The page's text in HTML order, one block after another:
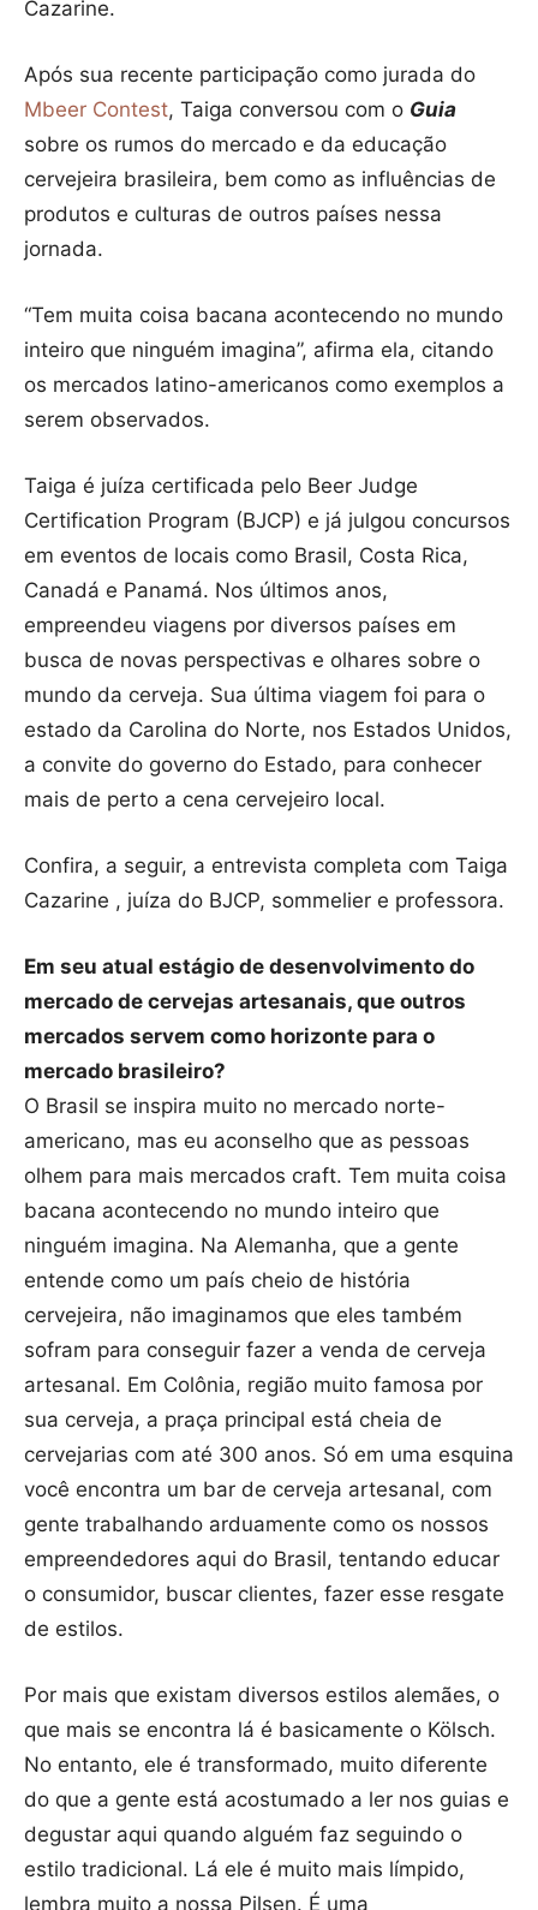
Cazarine.
Após sua recente participação como jurada do
Mbeer Contest, Taiga conversou com o Guia
sobre os rumos do mercado e da educação
cervejeira brasileira, bem como as influências de
produtos e culturas de outros países nessa
jornada.
“Tem muita coisa bacana acontecendo no mundo
inteiro que ninguém imagina”, afirma ela, citando
os mercados latino-americanos como exemplos a
serem observados.
Taiga é juíza certificada pelo Beer Judge
Certification Program (BJCP) e já julgou concursos
em eventos de locais como Brasil, Costa Rica,
Canadá e Panamá. Nos últimos anos,
empreendeu viagens por diversos países em
busca de novas perspectivas e olhares sobre o
mundo da cerveja. Sua última viagem foi para o
estado da Carolina do Norte, nos Estados Unidos,
a convite do governo do Estado, para conhecer
mais de perto a cena cervejeiro local.
Confira, a seguir, a entrevista completa com Taiga
Cazarine , juíza do BJCP, sommelier e professora.
Em seu atual estágio de desenvolvimento do
mercado de cervejas artesanais, que outros
mercados servem como horizonte para o
mercado brasileiro?
O Brasil se inspira muito no mercado norte-
americano, mas eu aconselho que as pessoas
olhem para mais mercados craft. Tem muita coisa
bacana acontecendo no mundo inteiro que
ninguém imagina. Na Alemanha, que a gente
entende como um país cheio de história
cervejeira, não imaginamos que eles também
sofram para conseguir fazer a venda de cerveja
artesanal. Em Colônia, região muito famosa por
sua cerveja, a praça principal está cheia de
cervejarias com até 300 anos. Só em uma esquina
você encontra um bar de cerveja artesanal, com
gente trabalhando arduamente como os nossos
empreendedores aqui do Brasil, tentando educar
o consumidor, buscar clientes, fazer esse resgate
de estilos.
Por mais que existam diversos estilos alemães, o
que mais se encontra lá é basicamente o Kölsch.
No entanto, ele é transformado, muito diferente
do que a gente está acostumado a ler nos guias e
degustar aqui quando alguém faz seguindo o
estilo tradicional. Lá ele é muito mais límpido,
lembra muito a nossa Pilsen. É uma